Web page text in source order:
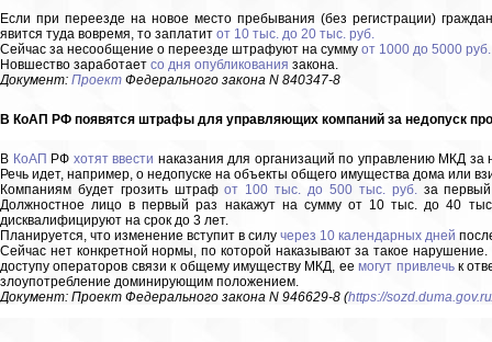
Если при переезде на новое место пребывания (без регистрации)
явится туда вовремя, то заплатит от 10 тыс. до 20 тыс. руб.
Сейчас за несообщение о переезде штрафуют на сумму от 1000 до 5000 руб.
Новшество заработает со дня опубликования закона.
Документ: Проект Федерального закона N 840347-8
В КоАП РФ появятся штрафы для управляющих компаний за недопуск
В КоАП РФ хотят ввести наказания для организаций по управлению МКД
Речь идет, например, о недопуске на объекты общего имущества дома или
Компаниям будет грозить штрафот 100 тыс. до 500 тыс. руб.за
Должностное лицо в первый раз накажут на сумму от 10 тыс. до 40
дисквалифицируют на срок до 3 лет.
Планируется, что изменение вступит в силу через 10 календарных дней
Сейчас нет конкретной нормы, по которой наказывают за такое
доступу операторов связи к общему имуществу МКД, еемогут привлечьк
злоупотребление доминирующим положением.
Документ: Проект Федерального закона N 946629-8 (https://